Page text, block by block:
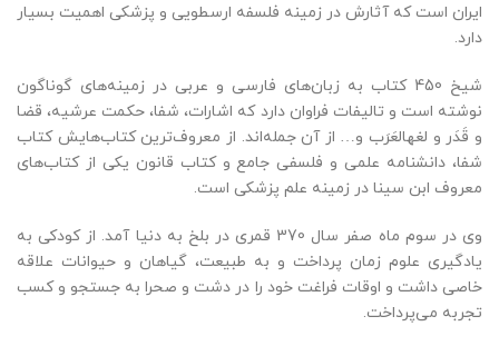
ایران است که آثارش در زمینه فلسفه ارسطویی و پزشکی اهمیت بسیار
دارد.
شیخ 450 کتاب به زبان‌‏های فارسی و عربی در زمینه‌های گوناگون
نوشته ‌است و تالیفات فراوان دارد که اشارات، شفا، حکمت عرشیه، قضا
و قَدَر و لغهالعَرَب و… از آن جمله‌‏اند. از معروف‌ترین کتاب‌هایش کتاب
شفا، دانشنامه علمی و فلسفی جامع و کتاب قانون یکی از کتاب‌های
معروف ابن سینا در زمینه علم پزشکی است.
وی در سوم ماه صفر سال 370 قمری در بلخ به دنیا آمد. از کودکی به
یادگیری علوم زمان پرداخت و به طبیعت، گیاهان و حیوانات علاقه
خاصی داشت و اوقات فراغت خود را در دشت و صحرا به جستجو و کسب
تجربه می‌پرداخت.